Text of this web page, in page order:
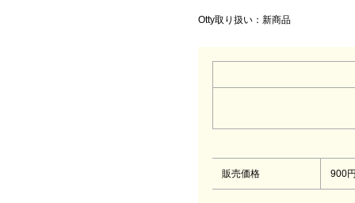
Otty取り扱い：新商品
販売価格 900